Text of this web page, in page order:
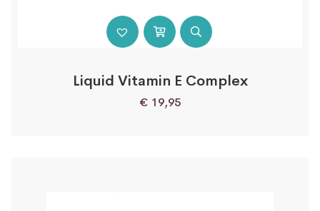
Liquid Vitamin E Complex
€ 19,95